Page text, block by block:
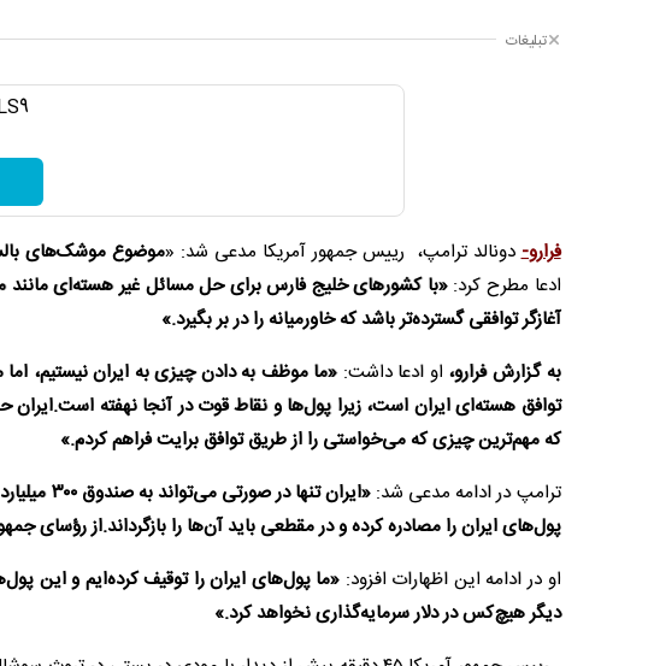
تبلیغات
فرارو-دونالد ترامپ، رییس جمهور آمریکا مدعی شد: «موضوع موشک‌های
ادعا مطرح کرد:«با کشورهای خلیج فارس برای حل مسائل غیر هسته‌ای
آغازگر توافقی گسترده‌تر باشد که خاورمیانه را در بر بگیرد.»
به گزارش فرارو، او ادعا داشت: «ما موظف به دادن چیزی به ایران نیستیم،
توافق هسته‌ای ایران است، زیرا پول‌ها و نقاط قوت در آنجا نهفته است.ایران
که مهم‌ترین چیزی که می‌خواستی را از طریق توافق برایت فراهم کردم.»
ترامپ در ادامه مدعی شد:
«ایران
پول‌های ایران را مصادره کرده و در مقطعی باید آن‌ها را بازگرداند.از
او در ادامه این اظهارات افزود: «ما پول‌های ایران را توقیف کرده‌ایم و این
دیگر هیچ‌کس در دلار سرمایه‌گذاری نخواهد کرد.»